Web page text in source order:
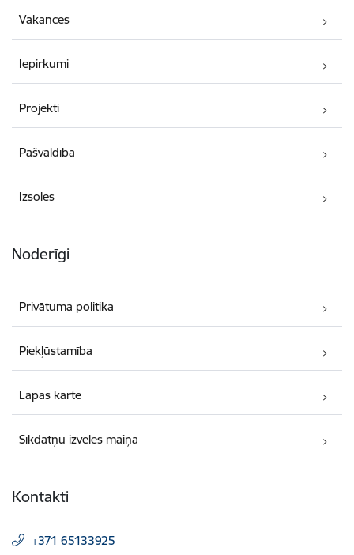
Vakances
Iepirkumi
Projekti
Pašvaldība
Izsoles
Noderīgi
Privātuma politika
Piekļūstamība
Lapas karte
Sīkdatņu izvēles maiņa
Kontakti
+371 65133925